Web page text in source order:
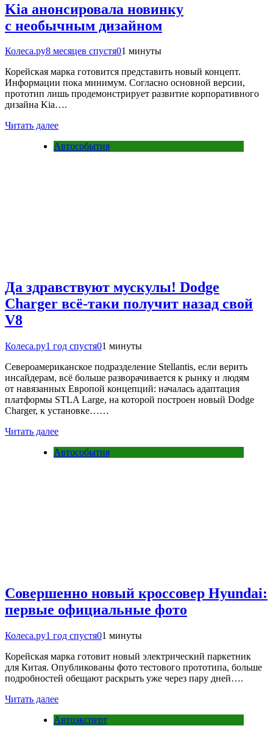
Kia анонсировала новинку
с необычным дизайном
Колеса.ру8 месяцев спустя01 минуты
Корейская марка готовится представить новый концепт.
Информации пока минимум. Согласно основной версии,
прототип лишь продемонстрирует развитие корпоративного
дизайна Kia….
Читать далее
Автособытия
Да здравствуют мускулы! Dodge
Charger всё-таки получит назад свой
V8
Колеса.ру1 год спустя01 минуты
Североамериканское подразделение Stellantis, если верить
инсайдерам, всё больше разворачивается к рынку и людям
от навязанных Европой концепций: началась адаптация
платформы STLA Large, на которой построен новый Dodge
Charger, к установке……
Читать далее
Автособытия
Совершенно новый кроссовер Hyundai:
первые официальные фото
Колеса.ру1 год спустя01 минуты
Корейская марка готовит новый электрический паркетник
для Китая. Опубликованы фото тестового прототипа, больше
подробностей обещают раскрыть уже через пару дней….
Читать далее
Автоэксперт